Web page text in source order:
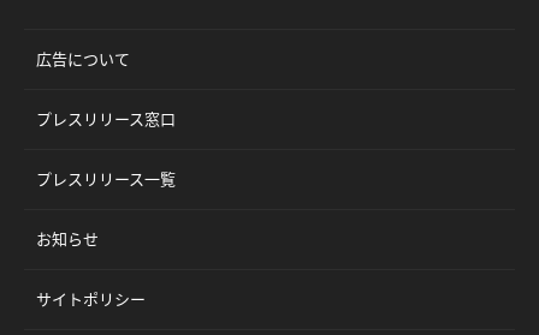
広告について
プレスリリース窓口
プレスリリース一覧
お知らせ
サイトポリシー